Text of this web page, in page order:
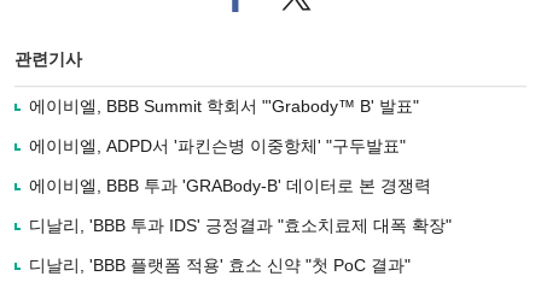
이
로
기
사
유
기
터로
관련기사
에이비엘, BBB Summit 학회서 "'Grabody™ B' 발표"
에이비엘, ADPD서 '파킨슨병 이중항체' "구두발표"
에이비엘, BBB 투과 'GRABody-B' 데이터로 본 경쟁력
디날리, 'BBB 투과 IDS' 긍정결과 "효소치료제 대폭 확장"
디날리, 'BBB 플랫폼 적용' 효소 신약 "첫 PoC 결과"